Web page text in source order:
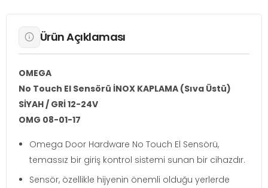
Ürün Açıklaması
OMEGA
No Touch El Sensörü İNOX KAPLAMA (Sıva Üstü)
SİYAH / GRİ 12-24V
OMG 08-01-17
Omega Door Hardware No Touch El Sensörü,
temassız bir giriş kontrol sistemi sunan bir cihazdır.
Sensör, özellikle hijyenin önemli olduğu yerlerde